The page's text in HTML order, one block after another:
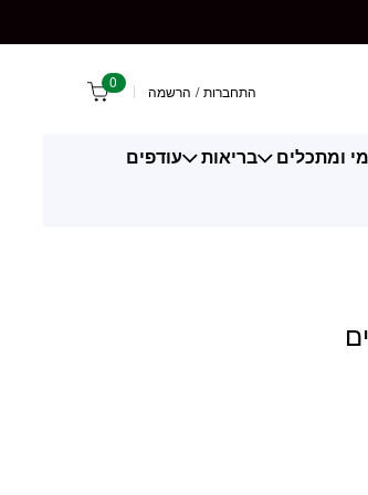
התחברות / הרשמה 0
ומתכלים בריאות
עודפים